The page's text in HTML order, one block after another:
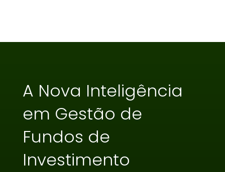
A Nova Inteligência
em Gestão de
Fundos de
Investimento